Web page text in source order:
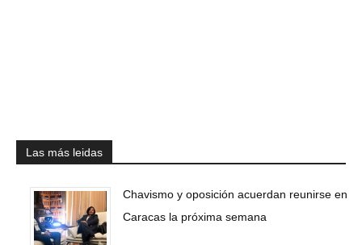
Las más leidas
Chavismo y oposición acuerdan reunirse en
Caracas la próxima semana